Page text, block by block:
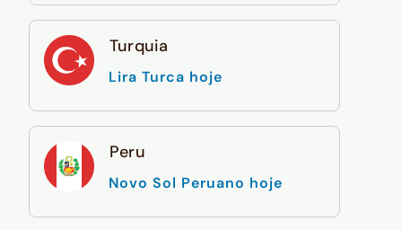
Turquia
Lira Turca hoje
Peru
Novo Sol Peruano hoje